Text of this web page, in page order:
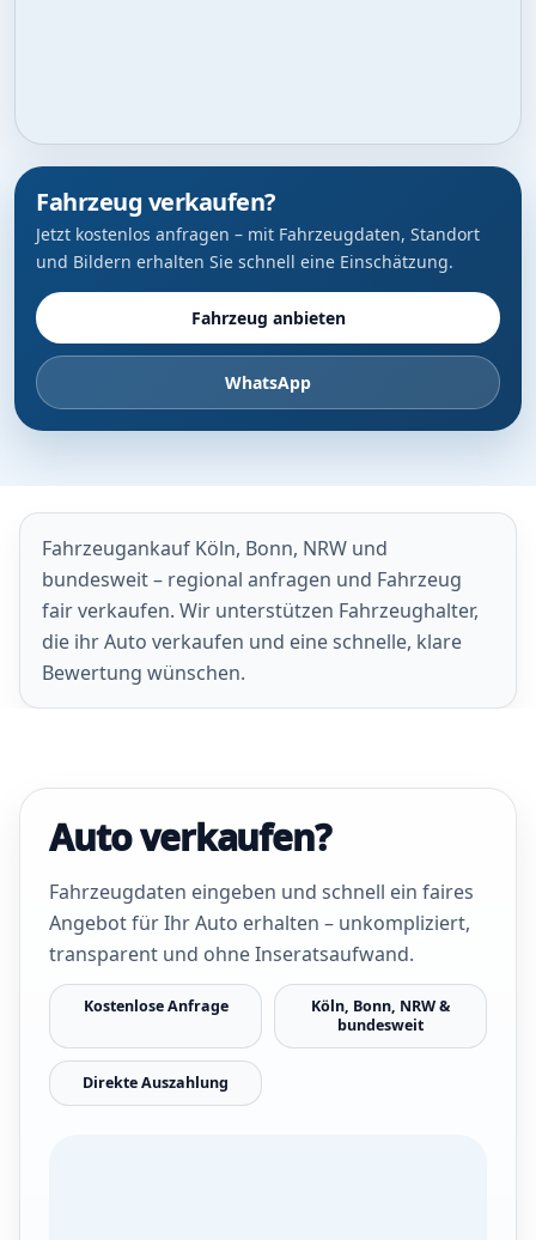
Fahrzeug verkaufen?
Jetzt kostenlos anfragen – mit Fahrzeugdaten, Standort
und Bildern erhalten Sie schnell eine Einschätzung.
Fahrzeug anbieten
WhatsApp
Fahrzeugankauf Köln, Bonn, NRW und
bundesweit – regional anfragen und Fahrzeug
fair verkaufen. Wir unterstützen Fahrzeughalter,
die ihr Auto verkaufen und eine schnelle, klare
Bewertung wünschen.
Auto verkaufen?
Fahrzeugdaten eingeben und schnell ein faires
Angebot für Ihr Auto erhalten – unkompliziert,
transparent und ohne Inseratsaufwand.
Kostenlose Anfrage
Köln, Bonn, NRW &
bundesweit
Direkte Auszahlung